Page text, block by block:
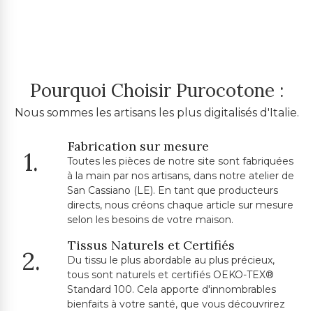
Pourquoi Choisir Purocotone :
Nous sommes les artisans les plus digitalisés d'Italie.
1.
Fabrication sur mesure
Toutes les pièces de notre site sont fabriquées
à la main par nos artisans, dans notre atelier de
San Cassiano (LE). En tant que producteurs
directs, nous créons chaque article sur mesure
selon les besoins de votre maison.
2.
Tissus Naturels et Certifiés
Du tissu le plus abordable au plus précieux,
tous sont naturels et certifiés OEKO-TEX®
Standard 100. Cela apporte d'innombrables
bienfaits à votre santé, que vous découvrirez